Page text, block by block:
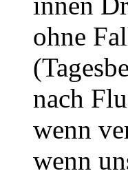
ohne
nach
wenn
wenn